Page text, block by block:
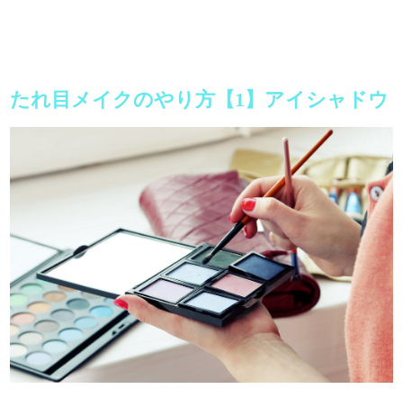
たれ目メイクのやり方【1】アイシャドウ